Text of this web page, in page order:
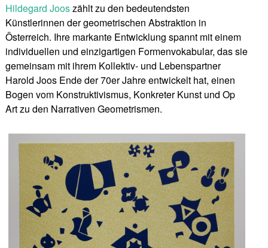
Hildegard Jooszählt zu den bedeutendsten
Künstlerinnen der geometrischen Abstraktion in
Österreich. Ihre markante Entwicklung spannt mit einem
individuellen und einzigartigen Formenvokabular, das sie
gemeinsam mit ihrem Kollektiv- und Lebenspartner
Harold Joos Ende der 70er Jahre entwickelt hat, einen
Bogen vom Konstruktivismus, Konkreter Kunst und Op
Art zu den Narrativen Geometrismen.